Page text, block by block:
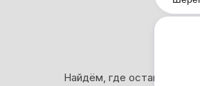
Найдём, где